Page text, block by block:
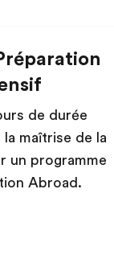
de durée
maîtrise de la
un programme
Abroad.